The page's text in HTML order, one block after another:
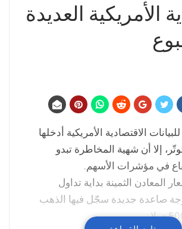
الأمريكية العديدة
الاقتصادية الأمريكية أدخلها
إلا أن شهية المخاطرة تبدو
في مؤشرات الأسهم.
المعادن الثمينة بداية تداول
صاعدة جديدة سجّل فيها الذهب